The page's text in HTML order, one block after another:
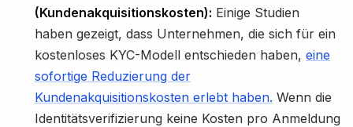
(Kundenakquisitionskosten): Einige Studien
haben gezeigt, dass Unternehmen, die sich für ein
kostenloses KYC-Modell entschieden haben, eine
sofortige Reduzierung der
Kundenakquisitionskosten erlebt haben. Wenn die
Identitätsverifizierung keine Kosten pro Anmeldung